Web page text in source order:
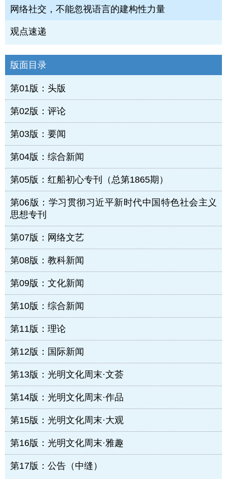
网络社交，不能忽视语言的建构性力量
观点速递
版面目录
第01版：头版
第02版：评论
第03版：要闻
第04版：综合新闻
第05版：红船初心专刊（总第1865期）
第06版：学习贯彻习近平新时代中国特色社会主义
思想专刊
第07版：网络文艺
第08版：教科新闻
第09版：文化新闻
第10版：综合新闻
第11版：理论
第12版：国际新闻
第13版：光明文化周末·文荟
第14版：光明文化周末·作品
第15版：光明文化周末·大观
第16版：光明文化周末·雅趣
第17版：公告（中缝）